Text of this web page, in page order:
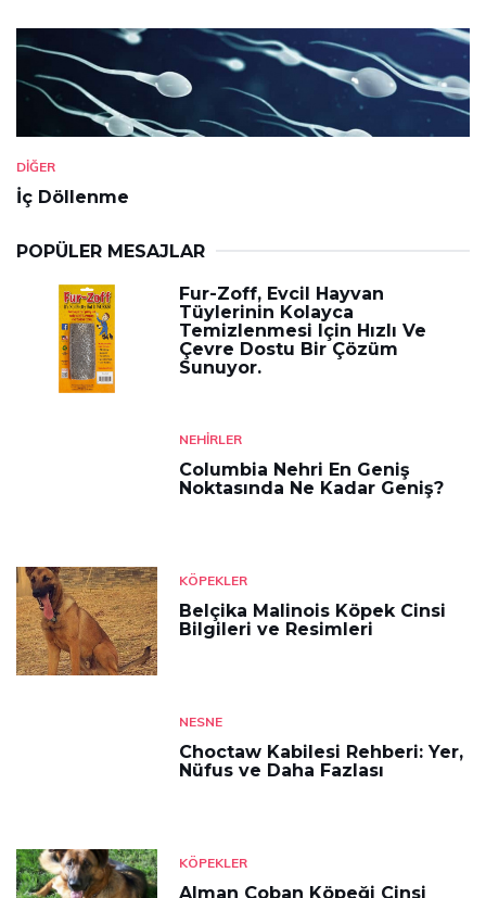
DIĞER
İç Döllenme
POPÜLER MESAJLAR
Fur-Zoff, Evcil Hayvan
Tüylerinin Kolayca
Temizlenmesi Için Hızlı Ve
Çevre Dostu Bir Çözüm
Sunuyor.
NEHIRLER
Columbia Nehri En Geniş
Noktasında Ne Kadar Geniş?
KÖPEKLER
Belçika Malinois Köpek Cinsi
Bilgileri ve Resimleri
NESNE
Choctaw Kabilesi Rehberi: Yer,
Nüfus ve Daha Fazlası
KÖPEKLER
Alman Çoban Köpeği Cinsi